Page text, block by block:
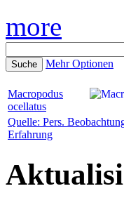
more
Mehr Optionen
Macropodus
ocellatus
Quelle: Pers.
Erfahrung